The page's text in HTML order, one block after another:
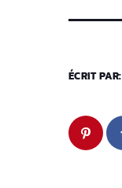
ÉCRIT PAR: